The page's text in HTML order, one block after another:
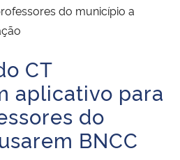
e Abastecimento
do município a
CT
aplicativo para
do
BNCC